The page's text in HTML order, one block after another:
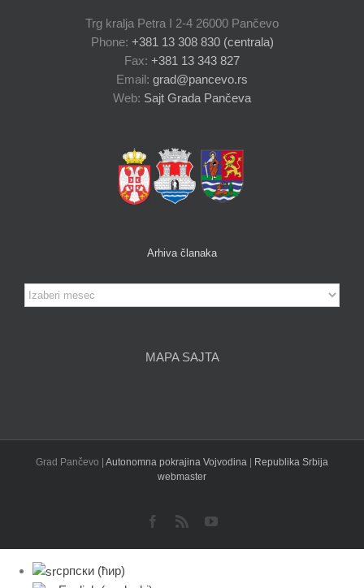
Trg kralja Petra I 2-4 26000 Pančevo
Phone: +381 13 308 830 (centrala)
Fax: +381 13 343 827
Email: grad@pancevo.rs
Web: Sajt Grada Pančeva
Arhiva članaka
Arhiva
članaka
MAPA SAJTA
Grad Pančevo | Autonomna pokrajina Vojvodina | Republika Srbija
webmaster
Facebook
Rss YouTube
српски (ћир)